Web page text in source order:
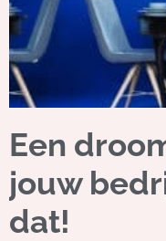
Een
jouw
dat!